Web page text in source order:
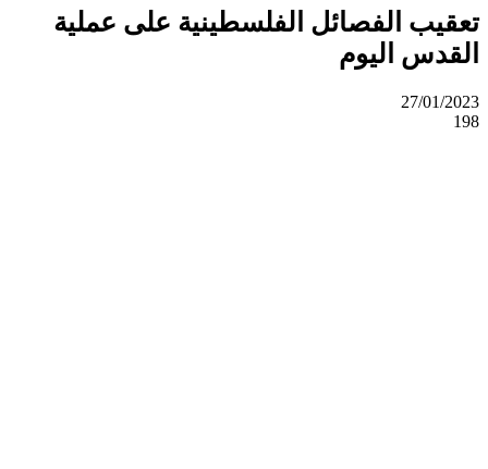
تعقيب الفصائل الفلسطينية على عملية
القدس اليوم
27/01/2023
198